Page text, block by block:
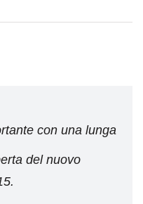
con una lunga
del nuovo